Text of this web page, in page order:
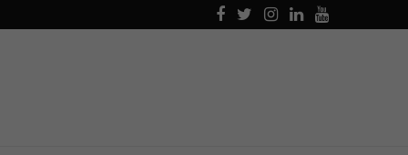
Voltagem no Brasil: por que não existe um...